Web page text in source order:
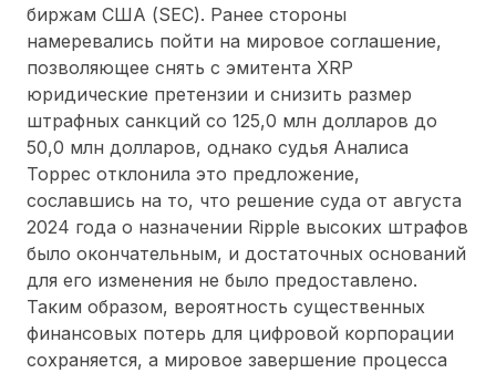
биржам США (SEC). Ранее стороны
намеревались пойти на мировое соглашение,
позволяющее снять с эмитента XRP
юридические претензии и снизить размер
штрафных санкций со 125,0 млн долларов до
50,0 млн долларов, однако судья Аналиса
Торрес отклонила это предложение,
сославшись на то, что решение суда от августа
2024 года о назначении Ripple высоких штрафов
было окончательным, и достаточных оснований
для его изменения не было предоставлено.
Таким образом, вероятность существенных
финансовых потерь для цифровой корпорации
сохраняется, а мировое завершение процесса